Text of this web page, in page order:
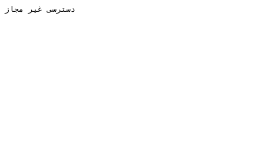
دسترسی غیر مجاز